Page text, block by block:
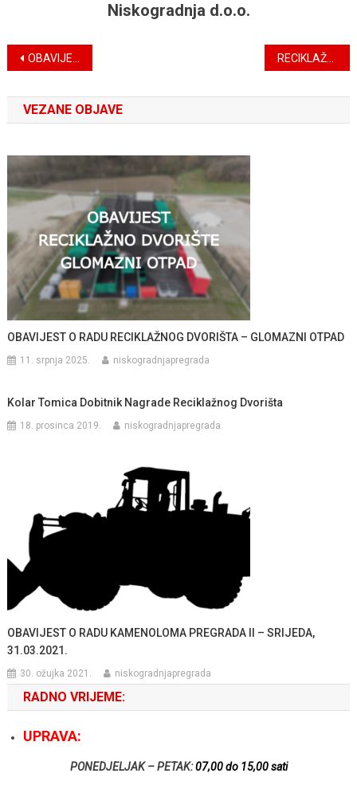
Niskogradnja d.o.o.
Navigacija
objava
OBAVIJEST O REDOVNOM MALČIRANJU PO MJESNIM ODBORIMA RECIKLAŽNO DVORIŠTE PREGRADA – ZIMSKI REŽIM RADA
VEZANE OBJAVE
OBAVIJEST O RADU RECIKLAŽNOG DVORIŠTA – GLOMAZNI OTPAD
11. srpnja 2025. niskogradnjapregrada
Kolar Tomica Dobitnik Nagrade Reciklažnog Dvorišta
18. prosinca 2019. niskogradnjapregrada
OBAVIJEST O RADU KAMENOLOMA PREGRADA II – SRIJEDA,
31.03.2021.
30. ožujka 2021. niskogradnjapregrada
RADNO VRIJEME:
UPRAVA:
PONEDJELJAK – PETAK:07,00 do 15,00 sati